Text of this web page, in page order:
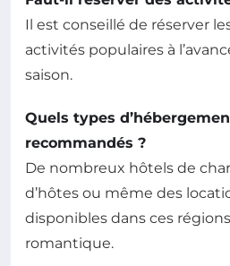
Il est conseillé de réserver
activités populaires à
saison.
Quels types
recommandés ?
De nombreux hôtels de
d’hôtes ou même des
disponibles dans ces
romantique.